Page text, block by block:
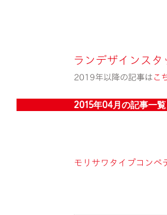
ランデザインスタ
2019年以降の記事は こ
2015年04月の記事一覧
モリサワタイプコンペ